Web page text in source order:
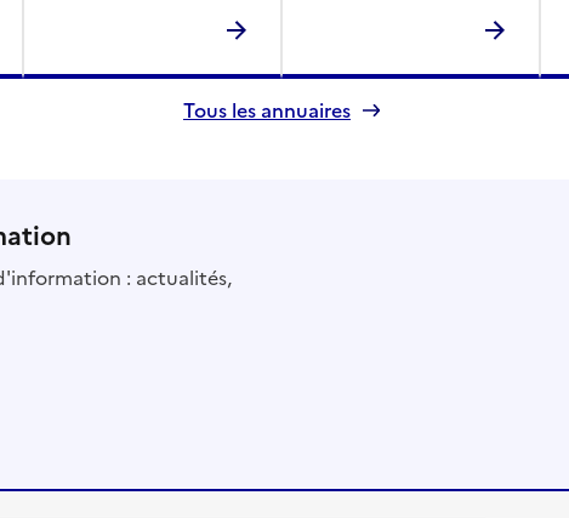
Tous les annuaires
: actualités,